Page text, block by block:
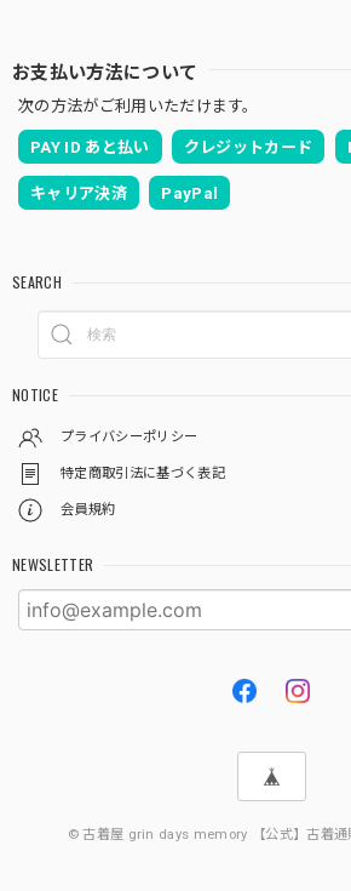
お支払い方法について
次の方法がご利用いただけます。
PAY ID あと払い クレジットカード
キャリア決済 PayPal
SEARCH
NOTICE
プライバシーポリシー
特定商取引法に基づく表記
会員規約
NEWSLETTER
© 古着屋 grin days memory 【公式】古着通